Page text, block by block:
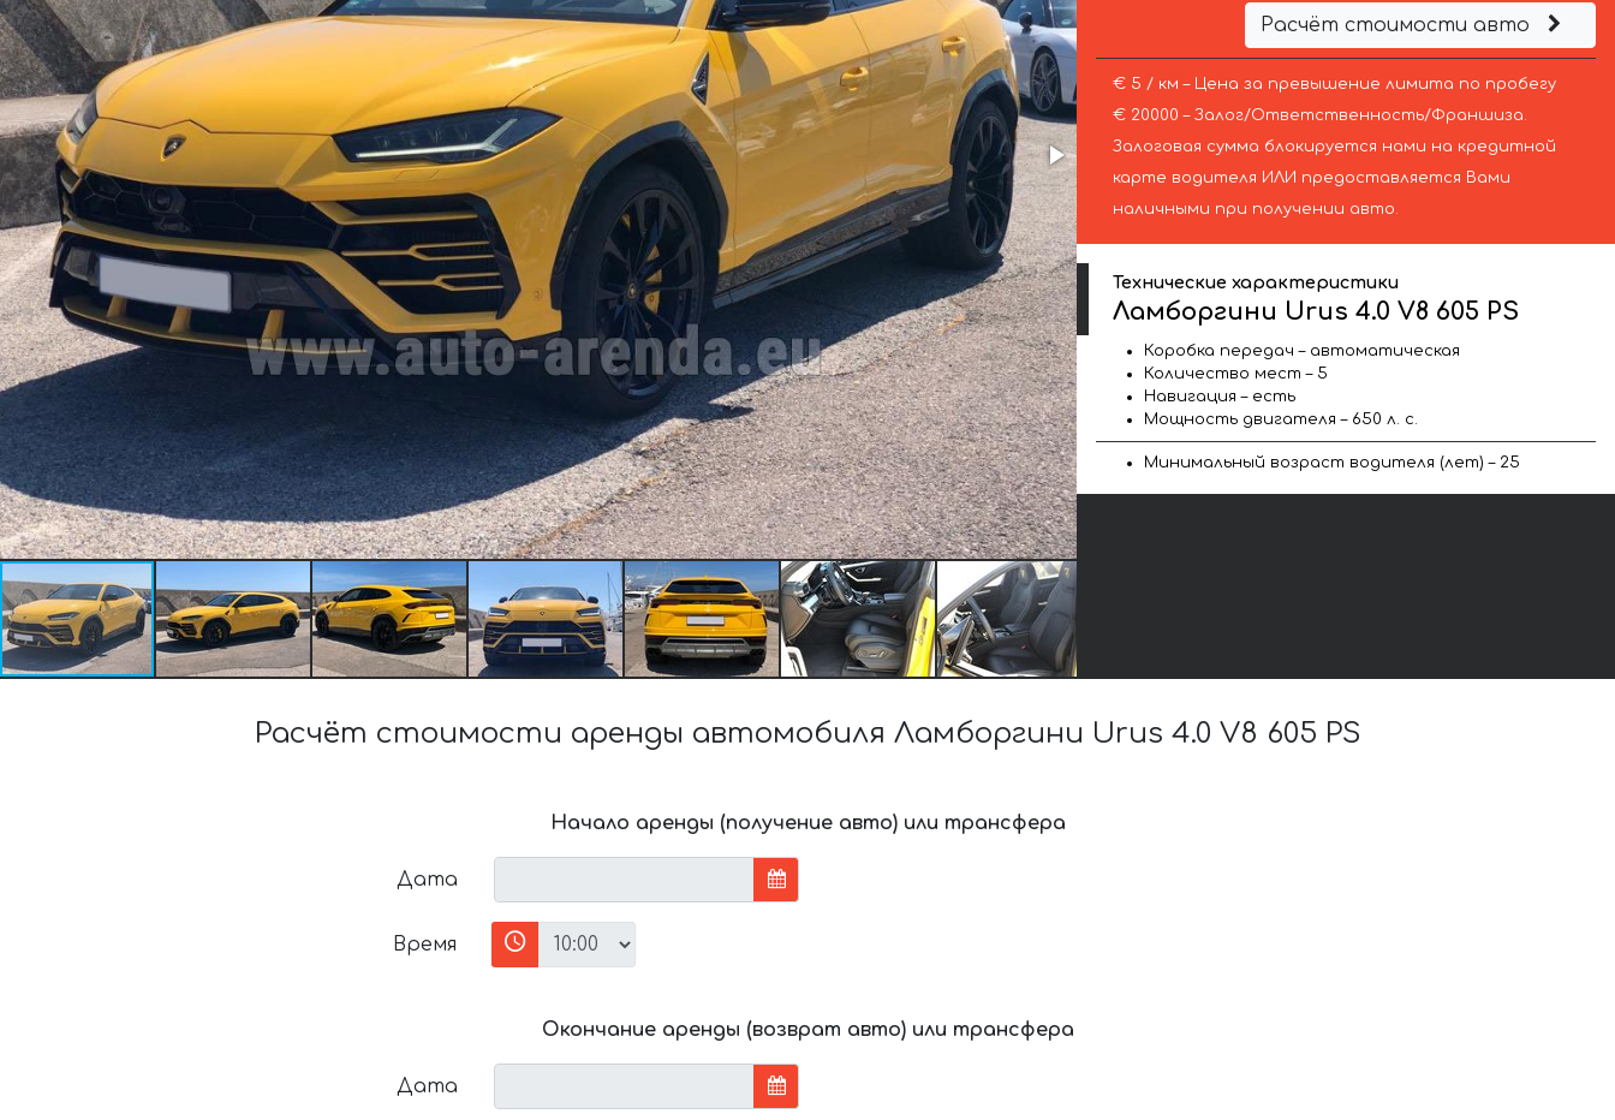
Расчёт стоимости авто
€ 5 / км – Цена за превышение лимита по пробегу
€ 20000 – Залог/Ответственность/Франшиза.
Залоговая сумма блокируется нами на кредитной
карте водителя ИЛИ предоставляется Вами
наличными при получении авто.
Технические характеристики
Ламборгини Urus 4.0 V8 605 PS
Коробка передач – автоматическая
Количество мест – 5
Навигация – есть
Мощность двигателя – 650 л. с.
Минимальный возраст водителя (лет) – 25
Расчёт стоимости аренды автомобиля Ламборгини Urus 4.0 V8 605 PS
Начало аренды (получение авто) или трансфера
Дата
Время
Окончание аренды (возврат авто) или трансфера
Дата